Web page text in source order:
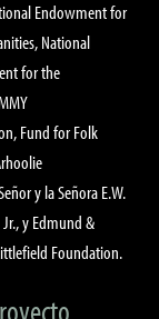
Endowment for
National
for the
Fund for Folk
y la Señora E.W.
y Edmund &
Foundation.